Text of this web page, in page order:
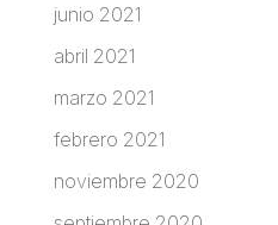
junio 2021
abril 2021
marzo 2021
febrero 2021
noviembre 2020